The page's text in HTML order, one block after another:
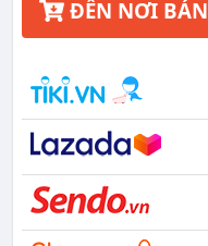
ĐẾN NƠI BÁN